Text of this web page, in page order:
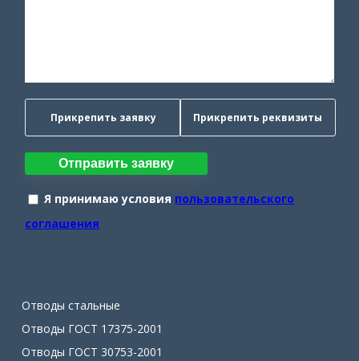
Прикрепить заявку Прикрепить реквизиты
Отправить заявку
Я принимаю условия пользовательского
соглашения
Отводы стальные
Отводы ГОСТ 17375-2001
Отводы ГОСТ 30753-2001